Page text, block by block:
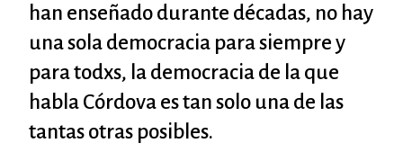
han enseñado durante décadas, no hay
una sola democracia para siempre y
para todxs, la democracia de la que
habla Córdova es tan solo una de las
tantas otras posibles.